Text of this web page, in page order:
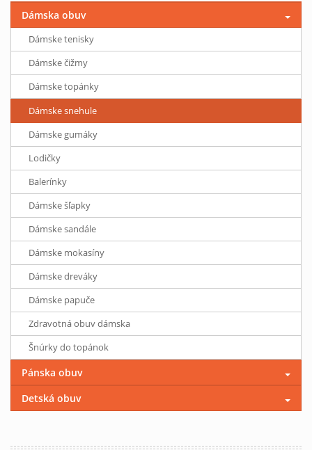
Dámska obuv
Dámske tenisky
Dámske čižmy
Dámske topánky
Dámske snehule
Dámske gumáky
Lodičky
Balerínky
Dámske šľapky
Dámske sandále
Dámske mokasíny
Dámske dreváky
Dámske papuče
Zdravotná obuv dámska
Šnúrky do topánok
Pánska obuv
Detská obuv